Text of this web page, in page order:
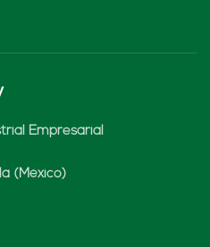
Empresarial
(México)